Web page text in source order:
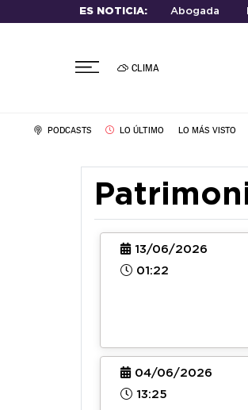
ES NOTICIA: Abogada
CLIMA
PODCASTS LO ÚLTIMO LO MÁS VISTO
13/06/2026
01:22
04/06/2026
13:25